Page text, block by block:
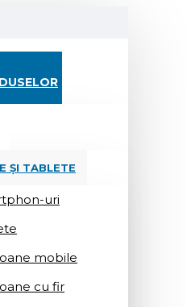
ȘI TABLETE
uri
mobile
cu fir